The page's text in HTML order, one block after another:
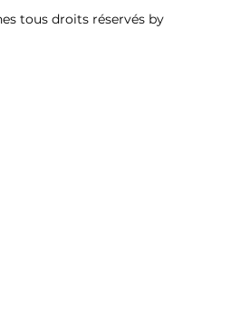
tous droits réservés by